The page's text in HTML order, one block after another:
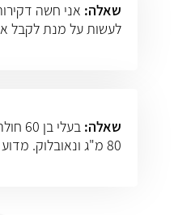
שאלה: אני חשה
לעשות על מנת לקבל
שאלה:
80 מ"ג ונאובלוק. מדוע מופיעים ההתקפים לעיתים כל כך קרובות (אחת ליומיים ולפעמים כל יום)?